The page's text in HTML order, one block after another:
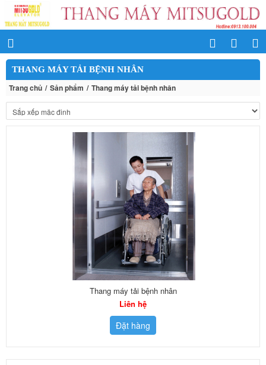
THANG MÁY TẢI BỆNH NHÂN
Trang chủ Sản phẩm Thang máy tải bệnh nhân
Thang máy tải bệnh nhân
Liên hệ
Đặt hàng